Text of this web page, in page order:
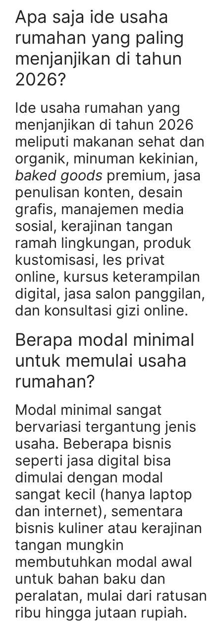
Apa saja ide usaha
rumahan yang paling
menjanjikan di tahun
2026?
Ide usaha rumahan yang
menjanjikan di tahun 2026
meliputi makanan sehat dan
organik, minuman kekinian,
baked goods premium, jasa
penulisan konten, desain
grafis, manajemen media
sosial, kerajinan tangan
ramah lingkungan, produk
kustomisasi, les privat
online, kursus keterampilan
digital, jasa salon panggilan,
dan konsultasi gizi online.
Berapa modal minimal
untuk memulai usaha
rumahan?
Modal minimal sangat
bervariasi tergantung jenis
usaha. Beberapa bisnis
seperti jasa digital bisa
dimulai dengan modal
sangat kecil (hanya laptop
dan internet), sementara
bisnis kuliner atau kerajinan
tangan mungkin
membutuhkan modal awal
untuk bahan baku dan
peralatan, mulai dari ratusan
ribu hingga jutaan rupiah.